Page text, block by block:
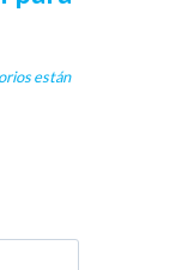
están